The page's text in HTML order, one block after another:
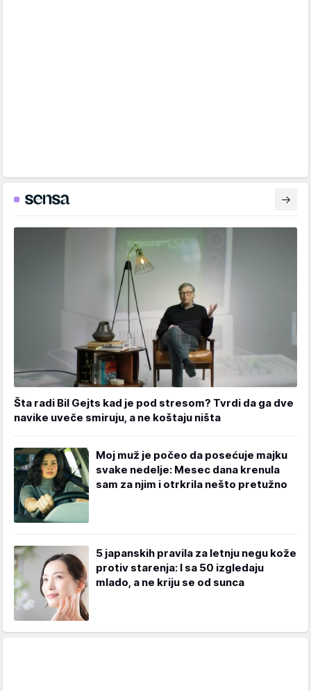
Šta radi Bil Gejts kad je pod stresom? Tvrdi da ga dve
navike uveče smiruju, a ne koštaju ništa
Moj muž je počeo da posećuje majku
svake nedelje: Mesec dana krenula
sam za njim i otrkrila nešto pretužno
5 japanskih pravila za letnju negu kože
protiv starenja: I sa 50 izgledaju
mlado, a ne kriju se od sunca